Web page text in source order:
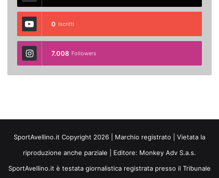
0 Iscritti
7.008 Followers
SportAvellino.it Copyright 2026 | Marchio registrato | Vietata la
riproduzione anche parziale | Editore: Monkey Adv S.a.s.
SportAvellino.it è testata giornalistica registrata presso il Tribunale